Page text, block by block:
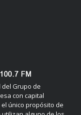
Grupo de
con capital
único propósito de